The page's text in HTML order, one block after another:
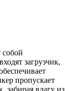
собой
загрузчик,
пропускает